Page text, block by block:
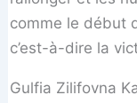
comme le début
c’est-à-dire la
Gulfia Zilifovna